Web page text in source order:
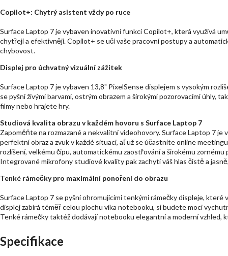
Copilot+: Chytrý asistent vždy po ruce
Surface Laptop 7 je vybaven inovativní funkcí Copilot+, která využívá
chytřeji a efektivněji. Copilot+ se učí vaše pracovní postupy a
chybovost.
Displej pro úchvatný vizuální zážitek
Surface Laptop 7 je vybaven 13,8" PixelSense displejem s vysokým
se pyšní živými barvami, ostrým obrazem a širokými pozorovacími úhly,
filmy nebo hrajete hry.
Studiová kvalita obrazu v každém hovoru s Surface Laptop 7
Zapoměňte na rozmazané a nekvalitní videohovory. Surface Laptop 7
perfektní obraz a zvuk v každé situaci, ať už se účastníte online
rozlišení, velkému čipu, automatickému zaostřování a širokému
Integrované mikrofony studiové kvality pak zachytí váš hlas čistě a
Tenké rámečky pro maximální ponoření do obrazu
Surface Laptop 7 se pyšní ohromujícími tenkými rámečky displeje, které
displej zabírá téměř celou plochu víka notebooku, si budete moci
Tenké rámečky taktéž dodávají notebooku elegantní a moderní vzhled,
Specifikace